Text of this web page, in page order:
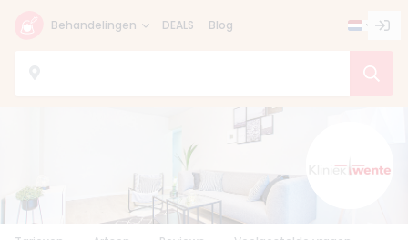
Behandelingen DEALS Blog